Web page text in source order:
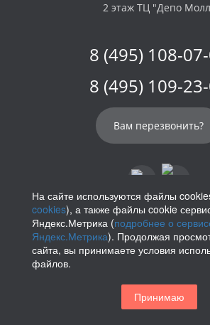
2 этаж ТЦ "Депо
8 (495) 108-
8 (495) 109-
Вам перезвонить?
info@parikof.ru
Политика
Магазин париков — Parikof.
На сайте используются файлы
cookies), а также файлы cookie
Яндекс.Метрика (подробнее о
Яндекс.Метрика). Продолжая
сайта, вы принимаете условия
файлов.
Принимаю